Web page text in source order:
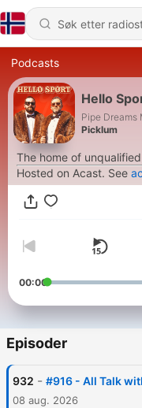
Podcasts
Hello
Pipe Dreams
Picklum
The home of
Hosted on Acast. See
00:00
Episoder
932 - #916 - All Talk
08 aug. 2026